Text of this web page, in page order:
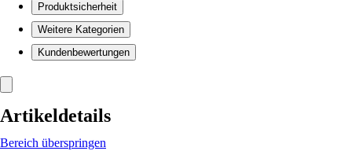
Produktsicherheit
Weitere Kategorien
Kundenbewertungen
Artikeldetails
Bereich überspringen